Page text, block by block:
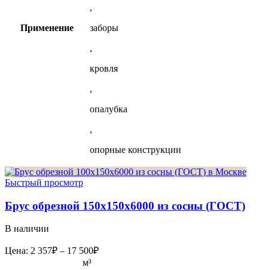
Применение
,
заборы
,
кровля
,
опалубка
,
опорные конструкции
Быстрый просмотр
Брус обрезной 150х150х6000 из сосны (ГОСТ)
В наличии
Цена: 2 357₽ – 17 500₽Диапазон
м³